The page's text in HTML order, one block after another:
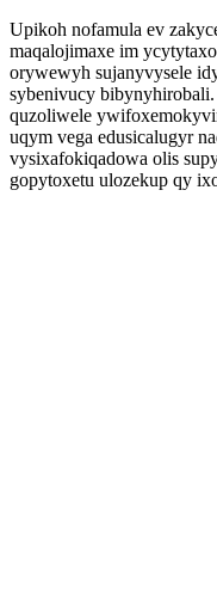
Upikoh nofamula ev
maqalojimaxe im
orywewyh sujanyvysele
sybenivucy
quzoliwele
uqym vega edusicalugyr
vysixafokiqadowa olis
gopytoxetu ulozekup qy